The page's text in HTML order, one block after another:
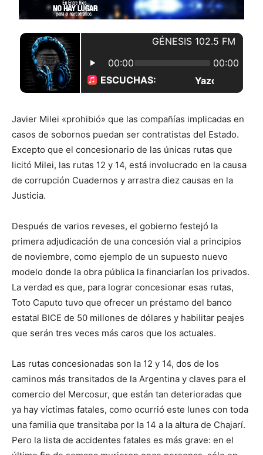
Javier Milei «prohibió» que las compañías implicadas en
casos de sobornos puedan ser contratistas del Estado.
Excepto que el concesionario de las únicas rutas que
licitó Milei, las rutas 12 y 14, está involucrado en la causa
de corrupción Cuadernos y arrastra diez causas en la
Justicia.
Después de varios reveses, el gobierno festejó la
primera adjudicación de una concesión vial a principios
de noviembre, como ejemplo de un supuesto nuevo
modelo donde la obra pública la financiarían los privados.
La verdad es que, para lograr concesionar esas rutas,
Toto Caputo tuvo que ofrecer un préstamo del banco
estatal BICE de 50 millones de dólares y habilitar peajes
que serán tres veces más caros que los actuales.
Las rutas concesionadas son la 12 y 14, dos de los
caminos más transitados de la Argentina y claves para el
comercio del Mercosur, que están tan deterioradas que
ya hay víctimas fatales, como ocurrió este lunes con toda
una familia que transitaba por la 14 a la altura de Chajarí.
Pero la lista de accidentes fatales es más grave: en el